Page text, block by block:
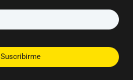
Suscribirme